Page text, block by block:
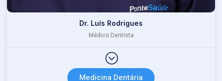
Dr. Luís Rodrigues
Médico Dentista
Medicina Dentária